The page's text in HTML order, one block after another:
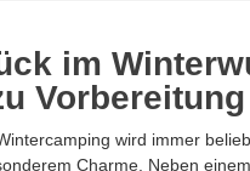
im
wird immer
Charme. Neben